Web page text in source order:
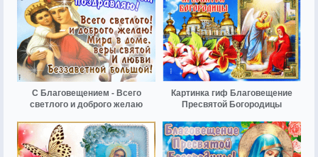
С Благовещением - Всего
светлого и доброго желаю
Картинка гиф Благовещение
Пресвятой Богородицы